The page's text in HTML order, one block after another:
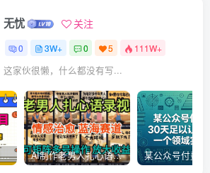
无忧 关注
0 3W+ 0 5 111W+
这家伙很懒，什么都没有写...
游戏高利润项目，日收益1k+，全自动，无需值守，解放双手，小白轻松上手【揭秘】 AI制作老男人扎心语录，5分钟一条，操作简单，流量非常大，保姆级教程